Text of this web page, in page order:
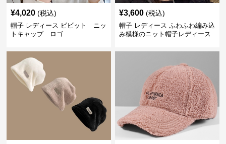
¥4,020 (税込)
帽子 レディース ビビット ニッ
トキャップ ロゴ
¥3,600 (税込)
帽子 レディース ふわふわ編み込
み模様のニット帽子レディース